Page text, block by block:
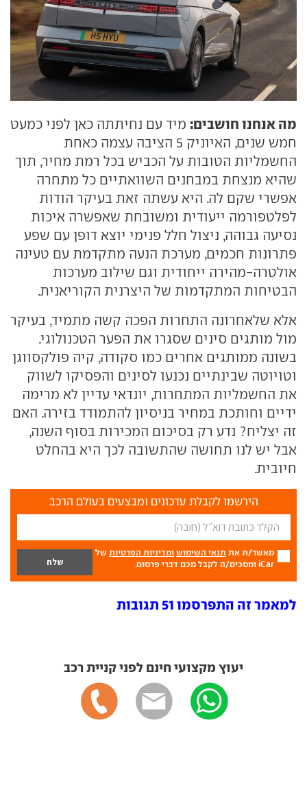
מה אנחנו חושבים: מיד עם נחיתתה כאן לפני כמעט
חמש שנים, האיוניק 5 הציבה עצמה כאחת
החשמליות הטובות על הכביש בכל רמת מחיר, תוך
שהיא מנצחת במבחנים השוואתיים כל מתחרה
אפשרי שקם לה. היא עשתה זאת בעיקר הודות
לפלטפורמה ייעודית ומשובחת שאפשרה איכות
נסיעה גבוהה, ניצול חלל פנימי יוצא דופן עם שפע
פתרונות חכמים, מערכת הנעה מתקדמת עם טעינה
אולטרה-מהירה ייחודית וגם שילוב מערכות
הבטיחות המתקדמות של היצרנית הקוריאנית.
אלא שלאחרונה התחרות הפכה קשה מתמיד, בעיקר
מול מותגים סינים שסגרו את הפער הטכנולוגי.
בשונה ממותגים אחרים כמו סקודה, קיה פולקסווגן
וטויוטה שבינתיים נכנעו לסינים והפסיקו לשווק
את החשמליות המתחרות, יונדאי עדיין לא מרימה
ידיים וחותכת במחיר בניסיון להתמודד בזירה. האם
זה יצליח? נדע רק בסיכום המכירות בסוף השנה,
אבל יש לנו תחושה שהתשובה לכך היא בהחלט
חיובית.
הירשמו לקבלת עדכונים ומבצעים בעולם הרכב
מאשר/ת את תנאי השימוש ומדיניות הפרטיות של
iCar ומסכים/ה לקבל מכם דברי פרסום.
למאמר זה התפרסמו 51 תגובות
יעוץ מקצועי חינם לפני קניית רכב